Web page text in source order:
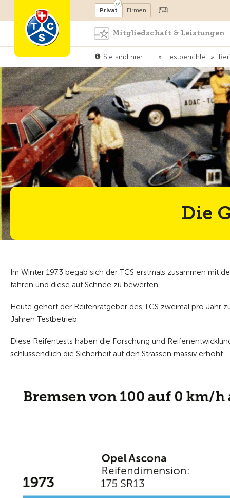
Mitglied werden
Privat Firmen
Mitgliedschaft & Leistungen
Sie sind hier: … » Testberichte »
Die
Im Winter 1973 begab sich der TCS erstmals zusammen mit
fahren und diese auf Schnee zu bewerten.
Heute gehört der Reifenratgeber des TCS zweimal pro Jahr
Jahren Testbetrieb.
Diese Reifentests haben die Forschung und
schlussendlich die Sicherheit auf den Strassen massiv erhöht.